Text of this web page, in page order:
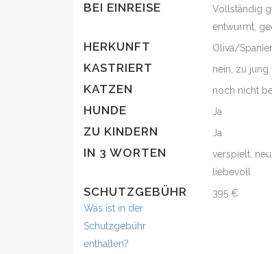
BEI EINREISE
Vollständig
entwurmt,
HERKUNFT Oliva/
KASTRIERT nein, zu jung
KATZEN noch nicht
HUNDE Ja
ZU KINDERN Ja
IN 3 WORTEN
verspielt,
liebevoll
SCHUTZGEBÜHR
Was ist in der
Schutzgebühr
enthalten?
395 €